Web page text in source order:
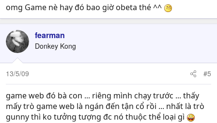
omg Game nè hay đó bao giờ obeta thé ^^
fearman
Donkey Kong
13/5/09 #5
game web đó bà con ... riêng mình chạy trước ... thấy
mấy trò game web là ngán đến tận cổ rồi ... nhất là trò
gunny thì ko tưởng tượng đc nó thuộc thể loại gì